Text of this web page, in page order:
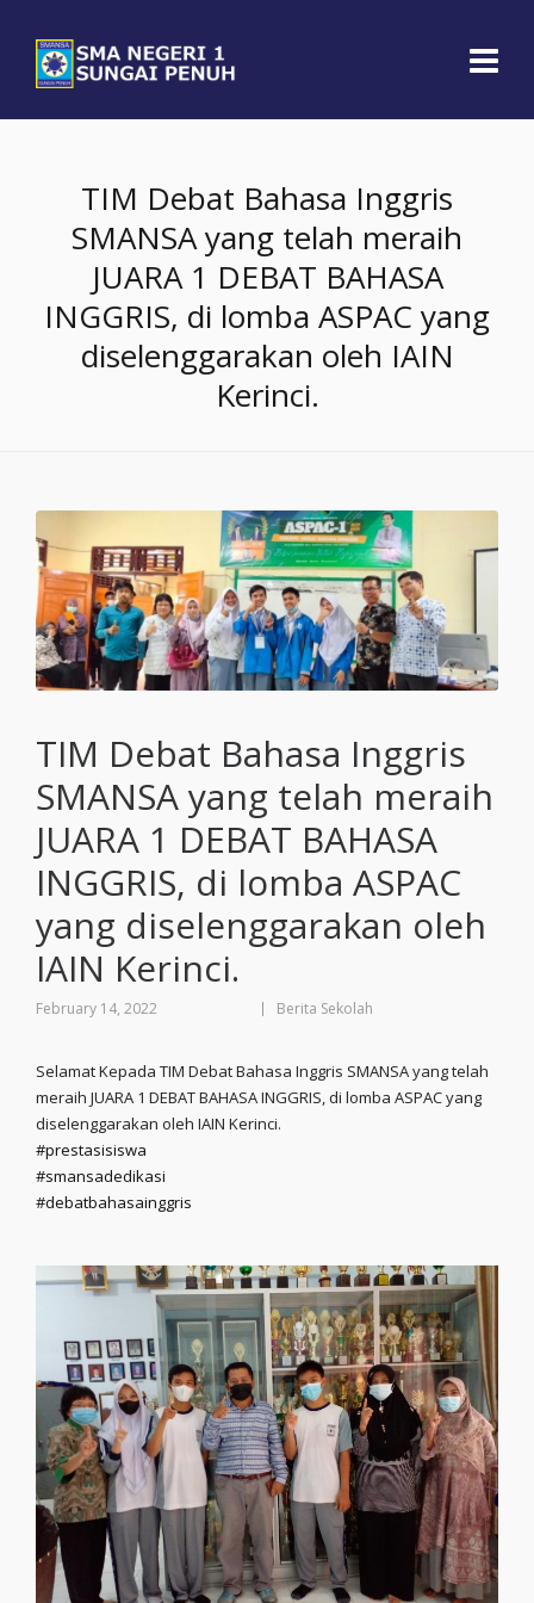
TIM Debat Bahasa Inggris
SMANSA yang telah meraih
JUARA 1 DEBAT BAHASA
INGGRIS, di lomba ASPAC yang
diselenggarakan oleh IAIN
Kerinci.
TIM Debat Bahasa Inggris
SMANSA yang telah meraih
JUARA 1 DEBAT BAHASA
INGGRIS, di lomba ASPAC
yang diselenggarakan oleh
IAIN Kerinci.
February 14, 2022 Berita Sekolah
Selamat Kepada TIM Debat Bahasa Inggris SMANSA yang telah
meraih JUARA 1 DEBAT BAHASA INGGRIS, di lomba ASPAC yang
diselenggarakan oleh IAIN Kerinci.
#prestasisiswa
#smansadedikasi
#debatbahasainggris